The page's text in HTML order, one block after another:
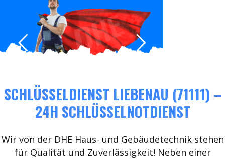
SCHLÜSSELDIENST LIEBENAU (71111) –
24H SCHLÜSSELNOTDIENST
Wir von der DHE Haus- und Gebäudetechnik stehen
für Qualität und Zuverlässigkeit! Neben einer